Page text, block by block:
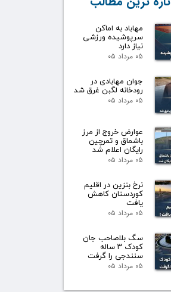
مهاباد به اماکن
سرپوشیده ورزشی
نیاز دارد
۰۵ مرداد ۰۵
جوان مهابادی در
رودخانه لگبن غرق شد
۰۵ مرداد ۰۵
عوارض خروج از مرز
باشماق و تمرچین
رایگان اعلام شد
۰۵ مرداد ۰۵
نرخ بنزین در اقلیم
کوردستان کاهش
یافت
۰۵ مرداد ۰۵
سگ بلاصاحب جان
کودک ۳ ساله
سنندجی را گرفت
۰۵ مرداد ۰۵